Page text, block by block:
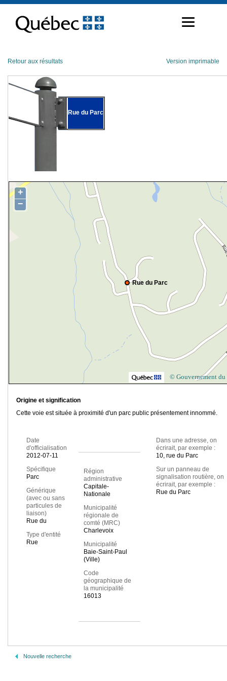
contenu
Retour aux résultats Version imprimable
Rue du Parc
Rue du Parc
+
−
© Gouvernement du
Origine et signification
Cette voie est située à proximité d'un parc public présentement innommé.
Date
d'officialisation
2012-07-11
Spécifique
Parc
Générique
(avec ou sans
particules de
liaison)
Rue du
Type d'entité
Rue
Région
administrative
Capitale-
Nationale
Municipalité
régionale de
comté (MRC)
Charlevoix
Municipalité
Baie-Saint-Paul
(Ville)
Code
géographique de
la municipalité
16013
Dans une adresse, on
écrirait, par exemple :
10, rue du Parc
Sur un panneau de
signalisation routière, on
écrirait, par exemple :
Rue du Parc
Nouvelle recherche